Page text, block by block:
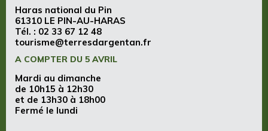
Haras national du Pin
61310 LE PIN-AU-HARAS
Tél. : 02 33 67 12 48
tourisme@terresdargentan.fr
A COMPTER DU 5 AVRIL
Mardi au dimanche
de 10h15 à 12h30
et de 13h30 à 18h00
Fermé le lundi